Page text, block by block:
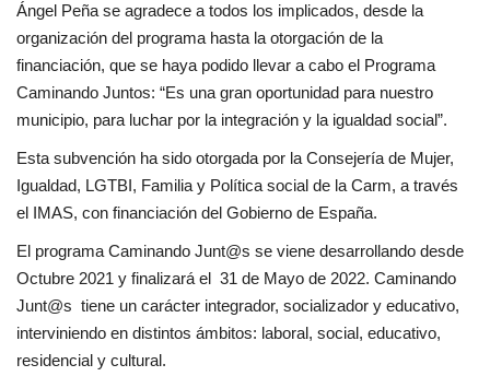
Ángel Peña se agradece a todos los implicados, desde la
organización del programa hasta la otorgación de la
financiación, que se haya podido llevar a cabo el Programa
Caminando Juntos: “Es una gran oportunidad para nuestro
municipio, para luchar por la integración y la igualdad social”.
Esta subvención ha sido otorgada por la Consejería de Mujer,
Igualdad, LGTBI, Familia y Política social de la Carm, a través
el IMAS, con financiación del Gobierno de España.
El programa Caminando Junt@s se viene desarrollando desde
Octubre 2021 y finalizará el 31 de Mayo de 2022. Caminando
Junt@s tiene un carácter integrador, socializador y educativo,
interviniendo en distintos ámbitos: laboral, social, educativo,
residencial y cultural.